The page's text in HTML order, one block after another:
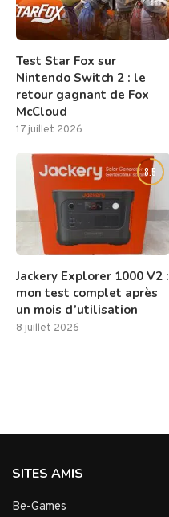
Test Star Fox sur
Nintendo Switch 2 : le
retour gagnant de Fox
McCloud
17 juillet 2026
8.5
Jackery Explorer 1000 V2 :
mon test complet après
un mois d’utilisation
8 juillet 2026
SITES AMIS
Be-Games